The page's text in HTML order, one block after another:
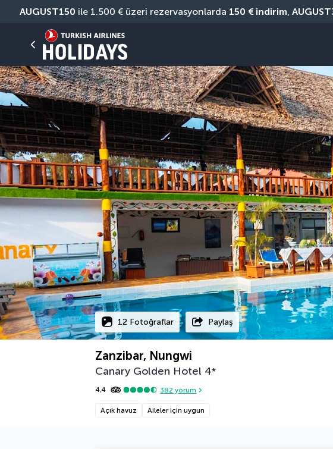
AUGUST150 ile 1.500 € üzeri rezervasyonlarda 150 € indirim,
12 Fotoğraflar Paylaş
Zanzibar, Nungwi
Canary Golden Hotel 4*
4,4 382 yorum
Açık havuz Aileler için uygun